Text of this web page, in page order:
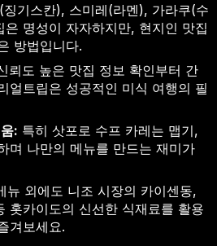
징기스칸), 스미레(라멘), 가라쿠(수
명성이 자자하지만, 현지인 맛집
방법입니다.
뢰도 높은 맛집 정보 확인부터 간
얼트립은 성공적인 미식 여행의 필
: 특히 삿포로 수프 카레는 맵기,
며 나만의 메뉴를 만드는 재미가
뉴 외에도 니조 시장의 카이센동,
홋카이도의 신선한 식재료를 활용
겨보세요.